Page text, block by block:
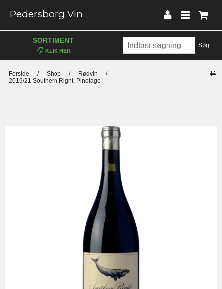
Pedersborg Vin
Søg
SORTIMENT
Forside / Shop / Rødvin
/
2019/21 Southern Right, Pinotage